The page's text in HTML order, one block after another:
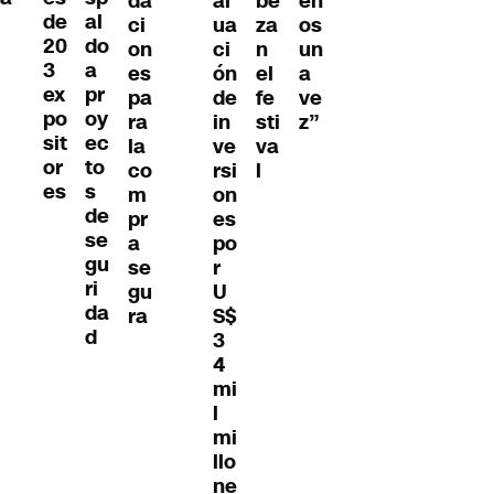
de
20
3
ex
po
sit
or
es
al
do
a
pr
oy
ec
to
s
de
se
gu
ri
da
d
ci
on
es
pa
ra
la
co
m
pr
a
se
gu
ra
ua
ci
ón
de
in
ve
rsi
on
es
po
r
U
S$
3
4
mi
l
mi
llo
ne
za
n
el
fe
sti
va
l
os
un
a
ve
z”